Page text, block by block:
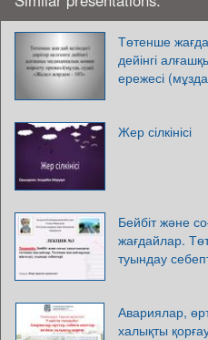
Төтенше
дейінгі
ережесі
Жер сілкінісі
Бейбіт және
жағдайлар.
туындау
Авариялар,
халықты